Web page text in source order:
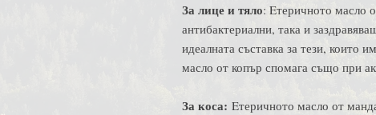
За лице и тяло: Eтеричното масло
антибактериални, така и
идеалната съставка за тези, които
масло от копър спомага също при
За коса: Eтеричното масло от